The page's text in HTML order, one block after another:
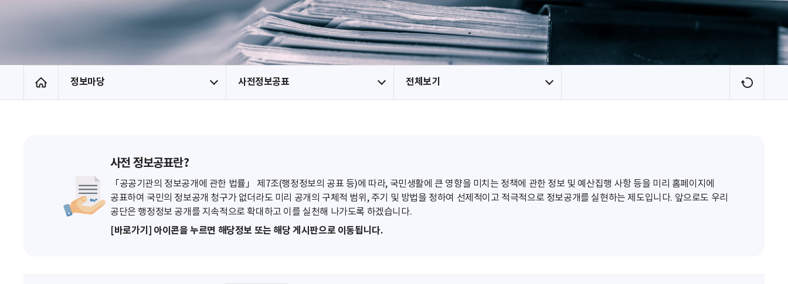
홈 정보마당 사전정보공표 전체보기
새
로
사전 정보공표란?
「공공기관의 정보공개에 관한 법률」 제7조(행정정보의 공표 등)에 따라, 국민생활에 큰 영향을 미치는 정책에 관한 정보 및 예산집행 사항 등을 미리 홈페이지에
공표하여 국민의 정보공개 청구가 없더라도 미리 공개의 구체적 범위, 주기 및 방법을 정하여 선제적이고 적극적으로 정보공개를 실현하는 제도입니다. 앞으로도 우리
공단은 행정정보 공개를 지속적으로 확대하고 이를 실천해 나가도록 하겠습니다.
[바로가기] 아이콘을 누르면 해당정보 또는 해당 게시판으로 이동됩니다.